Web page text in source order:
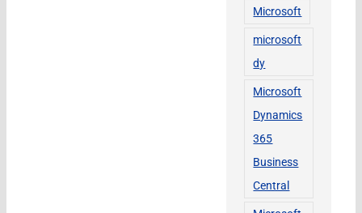
Microsoft
microsoft
dy
Microsoft
Dynamics
365
Business
Central